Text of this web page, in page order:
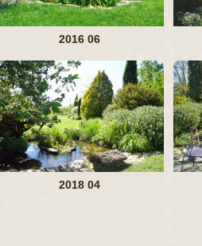
2016 06
2018 04